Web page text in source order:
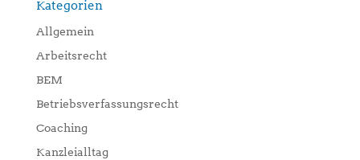
Kategorien
Allgemein
Arbeitsrecht
BEM
Betriebsverfassungsrecht
Coaching
Kanzleialltag